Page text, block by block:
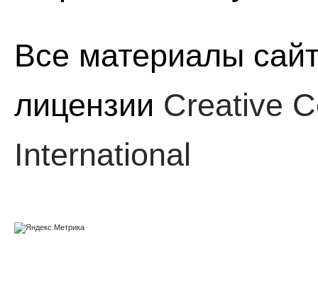
Все материалы
лицензии Creative
International